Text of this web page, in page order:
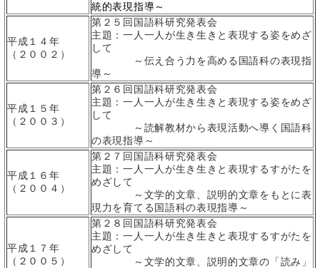
統的表現指導～
平成１４年
（２００２）
第２５回国語科研究発表会
主題：一人一人が生き生きと表現する姿をめざ
して
～伝え合う力を高める国語科の表現指
導～
平成１５年
（２００３）
第２６回国語科研究発表会
主題：一人一人が生き生きと表現する姿をめざ
して
～読解教材から表現活動へ導く国語科
の表現指導～
平成１６年
（２００４）
第２７回国語科研究発表会
主題：一人一人が生き生きと表現するすがたを
めざして
～文学的文章、説明的文章をもとに表
現力を育てる国語科の表現指導～
平成１７年
（２００５）
第２８回国語科研究発表会
主題：一人一人が生き生きと表現するすがたを
めざして
～文学的文章、説明的文章の「読み」